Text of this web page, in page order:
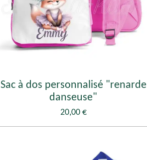
Sac à dos personnalisé "renarde
danseuse"
20,00 €